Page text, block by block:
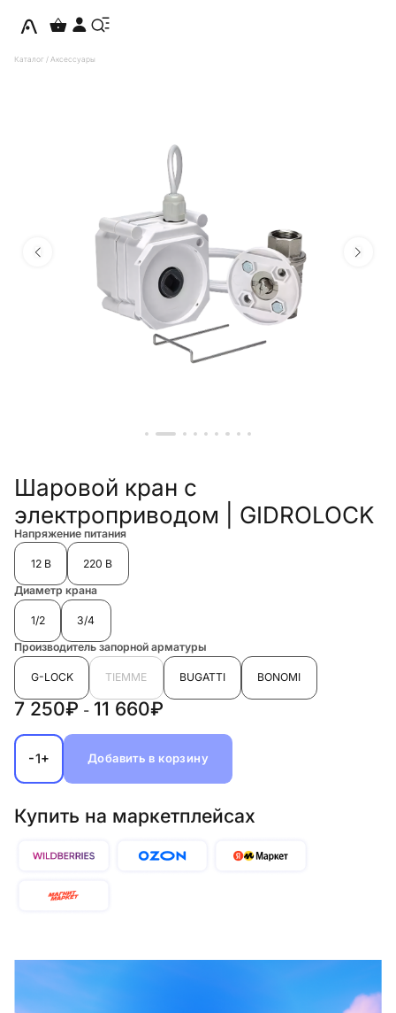
Каталог / Аксессуары
Шаровой кран с
электроприводом | GIDROLOCK
Напряжение питания
12 В 220 В
Диаметр крана
1/2 3/4
Производитель запорной арматуры
G-LOCK TIEMME BUGATTI BONOMI
7 250₽ - 11 660₽
-1+ Добавить в корзину
Купить на маркетплейсах